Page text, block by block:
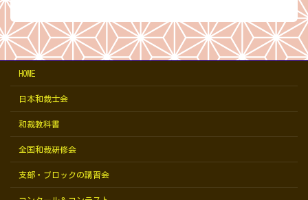
HOME
日本和裁士会
和裁教科書
全国和裁研修会
支部・ブロックの講習会